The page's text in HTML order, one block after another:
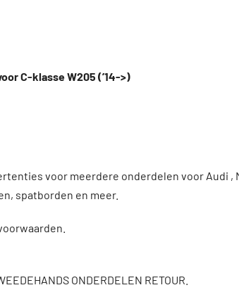
C-klasse W205 (’14->)
voor meerdere onderdelen voor Audi ,
spatborden en meer.
ONDERDELEN RETOUR.